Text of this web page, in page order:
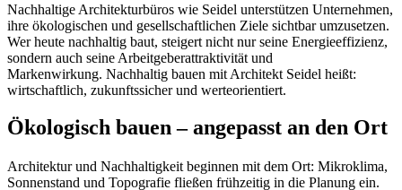
Nachhaltige Architekturbüros wie Seidel unterstützen Unternehmen,
ihre ökologischen und gesellschaftlichen Ziele sichtbar umzusetzen.
Wer heute nachhaltig baut, steigert nicht nur seine Energieeffizienz,
sondern auch seine Arbeitgeberattraktivität und
Markenwirkung. Nachhaltig bauen mit Architekt Seidel heißt:
wirtschaftlich, zukunftssicher und werteorientiert.
Ökologisch bauen – angepasst an den Ort
Architektur und Nachhaltigkeit beginnen mit dem Ort: Mikroklima,
Sonnenstand und Topografie fließen frühzeitig in die Planung ein.